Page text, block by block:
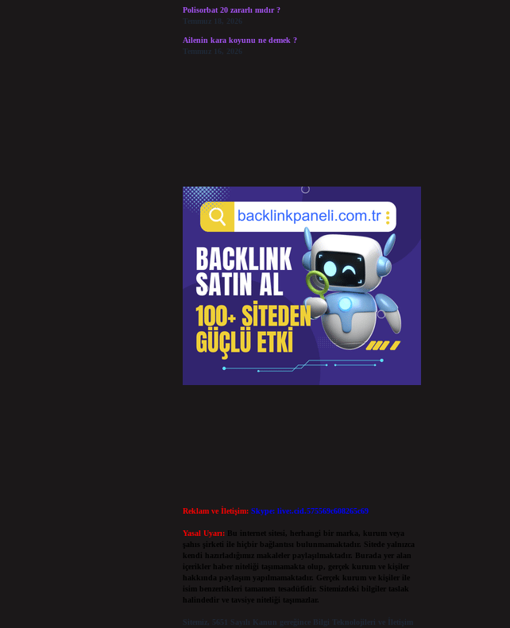
Polisorbat 20 zararlı mıdır ?
Temmuz 18, 2026
Ailenin kara koyunu ne demek ?
Temmuz 16, 2026
Reklam ve İletişim: Skype: live:.cid.575569c608265c69
Yasal Uyarı:
Bu internet sitesi, herhangi bir marka, kurum veya
şahıs şirketi ile hiçbir bağlantısı bulunmamaktadır. Sitede yalnızca
kendi hazırladığımız makaleler paylaşılmaktadır. Burada yer alan
içerikler haber niteliği taşımamakta olup, gerçek kurum ve kişiler
hakkında paylaşım yapılmamaktadır. Gerçek kurum ve kişiler ile
isim benzerlikleri tamamen tesadüfidir. Sitemizdeki bilgiler taslak
halindedir ve tavsiye niteliği taşımazlar.
Sitemiz, 5651 Sayılı Kanun gereğince Bilgi Teknolojileri ve İletişim